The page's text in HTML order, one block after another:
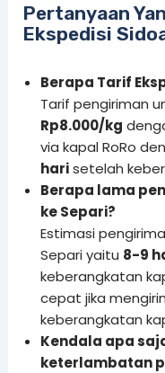
Pertanyaan
Ekspedisi
Berapa Tarif
Tarif pengiriman
Rp8.000/kg
via kapal RoRo
harisetelah
Berapa lama
ke Separi?
Estimasi
Separi yaitu 8-9
keberangkatan
cepat jika
keberangkatan
Kendala apa
keterlambatan